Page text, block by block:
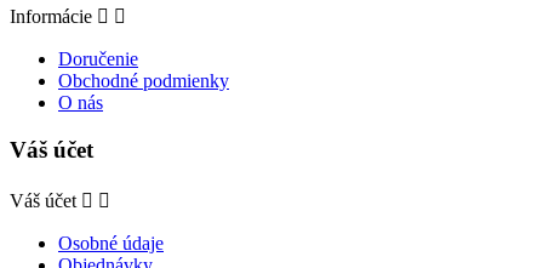
Informácie  
Doručenie
Obchodné podmienky
O nás
Váš účet
Váš účet  
Osobné údaje